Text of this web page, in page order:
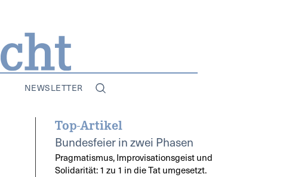
NEWSLETTER
Top-Artikel
Bundesfeier in zwei Phasen
Pragmatismus, Improvisationsgeist und
Solidarität: 1 zu 1 in die Tat umgesetzt.